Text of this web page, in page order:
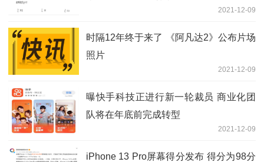
2021-12-09
时隔12年终于来了 《阿凡达2》公布片场
照片
2021-12-09
曝快手科技正进行新一轮裁员 商业化团
队将在年底前完成转型
2021-12-09
iPhone 13 Pro屏幕得分发布 得分为98分